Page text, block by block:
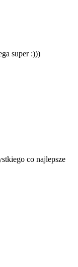
super :)))
co najlepsze